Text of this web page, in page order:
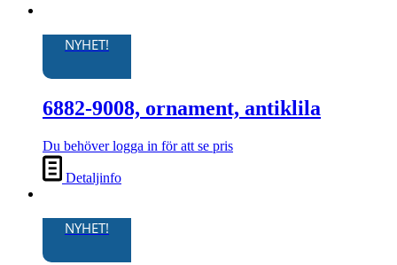
NYHET!
6882-9008, ornament, antiklila
Du behöver logga in för att se pris
Detaljinfo
NYHET!